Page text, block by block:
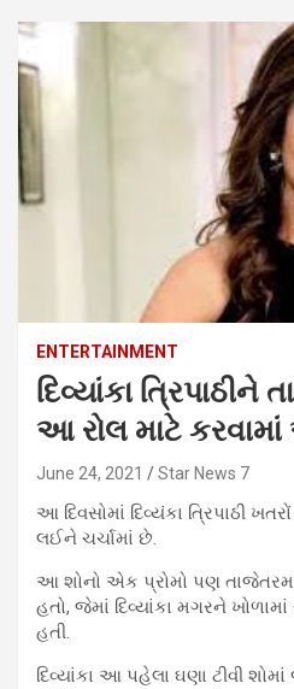
ENTERTAINMENT
દિવ્યાંકા ત્રિપાઠીને
આ રોલ માટે
June 24, 2021 Star News 7
આ દિવસોમાં દિવ્યંકા ત્રિપાઠી
લઈને ચર્ચામાં છે.
આ શોનો એક પ્રોમો પણ
હતો, જેમાં દિવ્યાંકા મગરને ખોળામાં
હતી.
દિવ્યાંકા આ પહેલા ઘણા ટીવી